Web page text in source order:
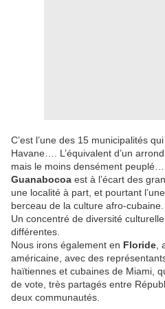
C’est l’une des 15 municipalités
Havane…. L’équivalent d’un
mais le moins densément peuplé….
Guanabocoa est à l’écart des
une localité à part, et pourtant
berceau de la culture afro-cubaine.
Un concentré de diversité
différentes.
Nous irons également en Floride
américaine, avec des
haïtiennes et cubaines de Miami,
de vote, très partagés entre
deux communautés.